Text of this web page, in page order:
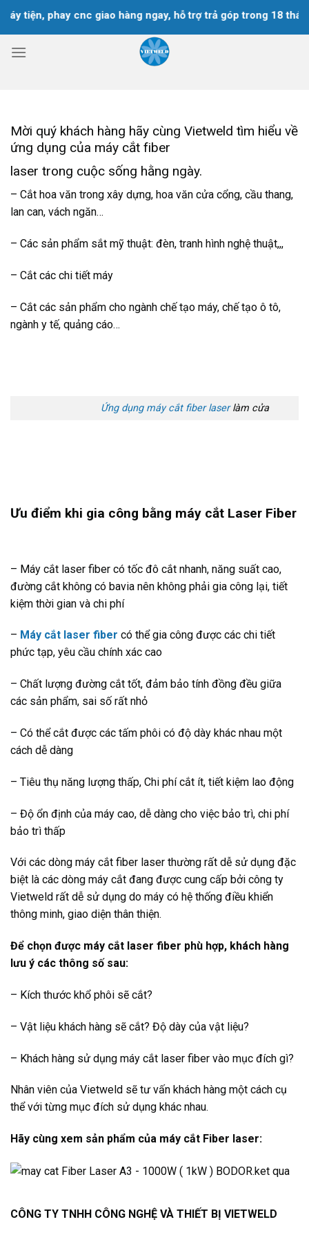
Chuyển
đến
dung
tiện, phay cnc giao hàng ngay, hỗ trợ trả góp trong 18 tháng
Mời quý khách hàng hãy cùng Vietweld tìm hiểu về
ứng dụng của máy cắt fiber
laser trong cuộc sống hằng ngày.
– Cắt hoa văn trong xây dựng, hoa văn cửa cổng, cầu thang,
lan can, vách ngăn…
– Các sản phẩm sắt mỹ thuật: đèn, tranh hình nghệ thuật,,,
– Cắt các chi tiết máy
– Cắt các sản phẩm cho ngành chế tạo máy, chế tạo ô tô,
ngành y tế, quảng cáo…
Ứng dụng máy cắt fiber laserlàm cửa
Ưu điểm khi gia công bằng máy cắt Laser Fiber
– Máy cắt laser fiber có tốc đô cắt nhanh, năng suất cao,
đường cắt không có bavia nên không phải gia công lại, tiết
kiệm thời gian và chi phí
– Máy cắt laser fiber có thể gia công được các chi tiết
phức tạp, yêu cầu chính xác cao
– Chất lượng đường cắt tốt, đảm bảo tính đồng đều giữa
các sản phẩm, sai số rất nhỏ
– Có thể cắt được các tấm phôi có độ dày khác nhau một
cách dễ dàng
– Tiêu thụ năng lượng thấp, Chi phí cắt ít, tiết kiệm lao động
– Độ ổn định của máy cao, dễ dàng cho việc bảo trì, chi phí
bảo trì thấp
Với các dòng máy cắt fiber laser thường rất dễ sử dụng đặc
biệt là các dòng máy cắt đang được cung cấp bởi công ty
Vietweld rất dễ sử dụng do máy có hệ thống điều khiển
thông minh, giao diện thân thiện.
Để chọn được máy cắt laser fiber phù hợp, khách hàng
lưu ý các thông số sau:
– Kích thước khổ phôi sẽ cắt?
– Vật liệu khách hàng sẽ cắt? Độ dày của vật liệu?
– Khách hàng sử dụng máy cắt laser fiber vào mục đích gì?
Nhân viên của Vietweld sẽ tư vấn khách hàng một cách cụ
thể với từng mục đích sử dụng khác nhau.
Hãy cùng xem sản phẩm của máy cắt Fiber laser:
CÔNG TY TNHH CÔNG NGHỆ VÀ THIẾT BỊ VIETWELD